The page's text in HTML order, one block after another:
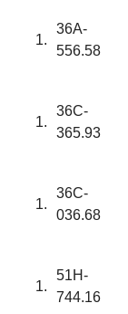
36A-
556.58
36C-
365.93
36C-
036.68
51H-
744.16